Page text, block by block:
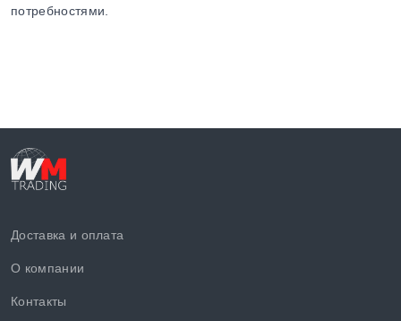
потребностями.
Доставка и оплата
О компании
Контакты